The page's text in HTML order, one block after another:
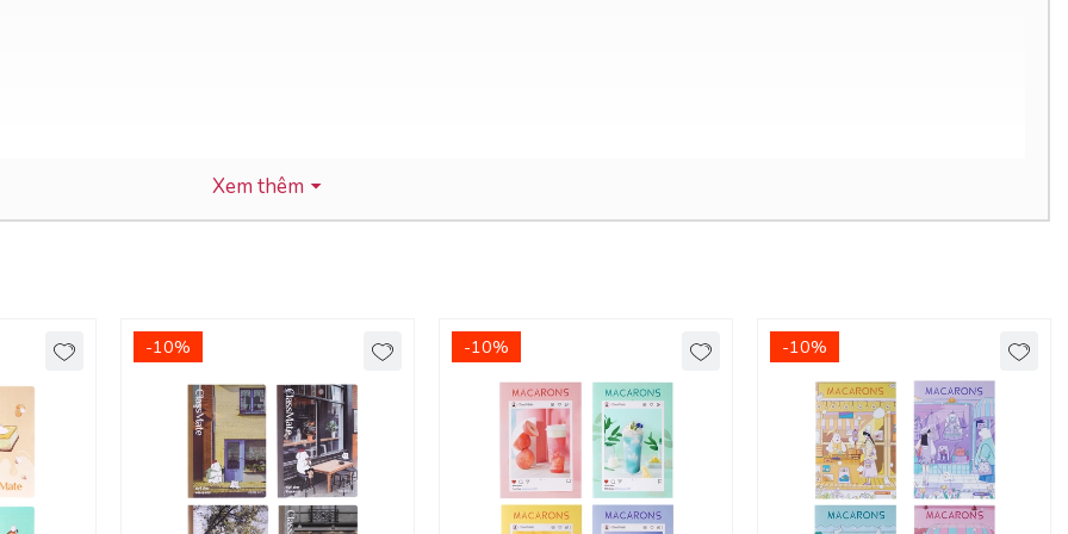
nghệ tiên tiến nhất trong việc in ấn giúp cho bìa vở rõ nét, hình in tràn viền. Đặc biệt là công nghệ cán vân cán
Xem thêm
-10% -10% -10%